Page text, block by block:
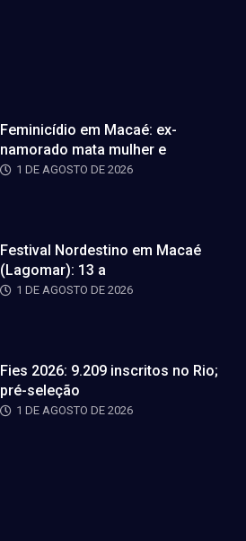
Feminicídio em Macaé: ex-
namorado mata mulher e
1 DE AGOSTO DE 2026
Festival Nordestino em Macaé
(Lagomar): 13 a
1 DE AGOSTO DE 2026
Fies 2026: 9.209 inscritos no Rio;
pré-seleção
1 DE AGOSTO DE 2026